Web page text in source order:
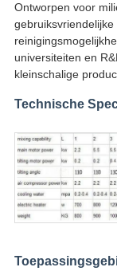
Ontworpen voor
universiteiten en
kleinschalige
Technische